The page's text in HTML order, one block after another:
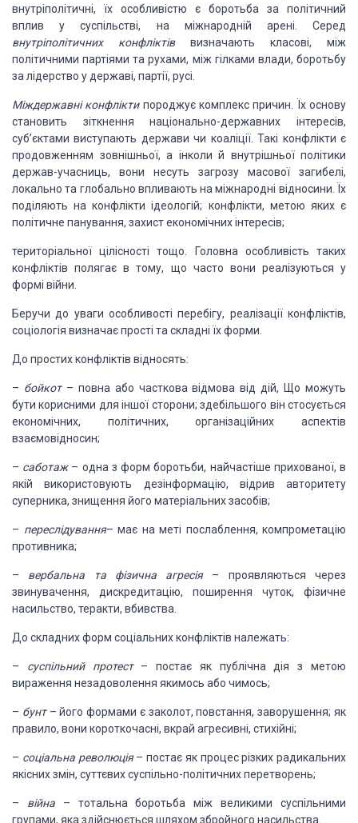
внутріполітичні, їх особливістю є боротьба за політичний
вплив у суспільстві, на міжнародній арені. Серед
внутріполітичних конфліктіввизначають класові, між
політичними партіями та рухами, між гілками влади, боротьбу
за лідерство у державі, партії, русі.
Міждержавніконфліктипороджує комплекс причин. Їх основу
становить зіткнення національно-державних інтересів,
суб’єктами виступають держави чи коаліції. Такі конфлікти є
продовженням зовнішньої, а інколи й внутрішньої політики
держав-учасниць, вони несуть загрозу масової загибелі,
локально та глобально впливають на міжнародні відносини. Їх
поділяють на конфлікти ідеологій; конфлікти, метою яких є
політичне панування, захист економічнихінтересів;
територіальної цілісності тощо. Головна особливість таких
конфліктів полягає в тому, що часто вони реалізуються у
формі війни.
Беручи до уваги особливості перебігу, реалізації конфліктів,
соціологія визначає прості та складні їх форми.
До простих конфліктів відносять:
– бойкот – повна або часткова відмова від дій, Що можуть
бути корисними для іншої сторони; здебільшого він стосується
економічних, політичних, організаційних аспектів
взаємовідносин;
– саботаж – одна з форм боротьби, найчастіше прихованої, в
якій використовують дезінформацію, відрив авторитету
суперника, знищення його матеріальних засобів;
– переслідування– має на меті послаблення, компрометацію
противника;
– вербальна та фізичнаагресія – проявляються через
звинувачення, дискредитацію, поширення чуток, фізичне
насильство, теракти, вбивства.
До складних форм соціальних конфліктів належать:
– суспільний протест – постає як публічна дія з метою
вираження незадоволення якимось або чимось;
– бунт – його формами є заколот, повстання, заворушення; як
правило, вони короткочасні, вкрай агресивні, стихійні;
– соціальна революція– постає як процес різких радикальних
якісних змін, суттєвих суспільно-політичнихперетворень;
– війна – тотальна боротьба між великими суспільними
групами, яка здійснюється шляхом збройного насильства.